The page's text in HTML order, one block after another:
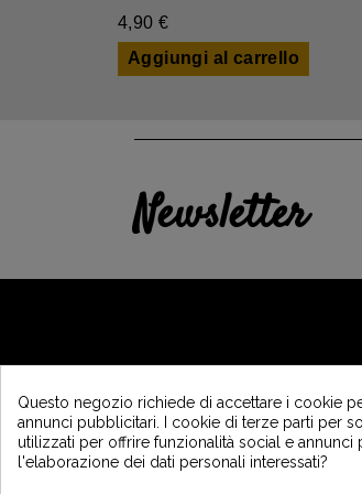
4,90 €
Aggiungi al carrello
Newsletter
A PROPOSITO DI
Chi siamo ?
Programma di fedeltà e
Recrutement Vintage Motors
Questo negozio richiede di accettare i cookie
annunci pubblicitari. I cookie di terze parti per
utilizzati per offrire funzionalità social e
l'elaborazione dei dati personali interessati?